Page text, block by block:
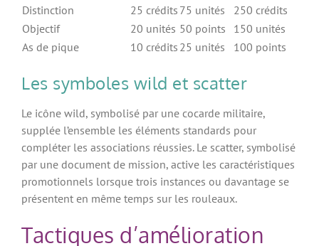
Distinction
25 crédits 75 unités
250 crédits
Objectif
20 unités 50 points
150 unités
As de pique
10 crédits 25 unités 100 points
Les symboles wild et scatter
Le icône wild, symbolisé par une cocarde militaire,
supplée l’ensemble les éléments standards pour
compléter les associations réussies. Le scatter, symbolisé
par une document de mission, active les caractéristiques
promotionnels lorsque trois instances ou davantage se
présentent en même temps sur les rouleaux.
Tactiques d’amélioration